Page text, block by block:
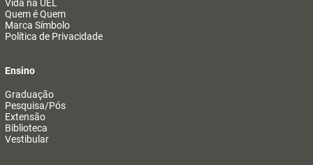
Vida na UEL
Quem é Quem
Marca Símbolo
Política de Privacidade
Ensino
Graduação
Pesquisa/Pós
Extensão
Biblioteca
Vestibular